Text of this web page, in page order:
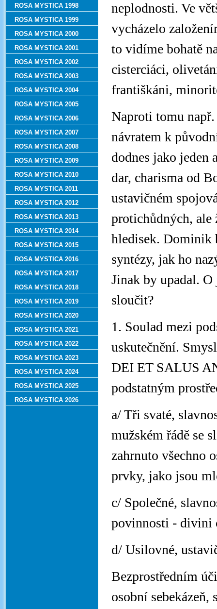
neplodnosti. Ve
vycházelo
to vidíme bohatě
cisterciáci,
františkáni,
Naproti tomu
návratem k
dodnes jako jeden
dar, charisma od
ustavičném
protichůdných, ale
hledisek. Dominik
syntézy, jak ho
Jinak by upadal.
sloučit?
1. Soulad mezi
uskutečnění.
DEI ET SALUS
podstatným
a/ Tři svaté,
mužském řádě se
zahrnuto všechno
prvky, jako jsou
c/ Společné,
povinnosti - divini
d/ Usilovné,
Bezprostředním
osobní
ROSA MYSTICA 1998
ROSA MYSTICA 1999
ROSA MYSTICA 2000
ROSA MYSTICA 2001
ROSA MYSTICA 2002
ROSA MYSTICA 2003
ROSA MYSTICA 2004
ROSA MYSTICA 2005
ROSA MYSTICA 2006
ROSA MYSTICA 2007
ROSA MYSTICA 2008
ROSA MYSTICA 2009
ROSA MYSTICA 2010
ROSA MYSTICA 2011
ROSA MYSTICA 2012
ROSA MYSTICA 2013
ROSA MYSTICA 2014
ROSA MYSTICA 2015
ROSA MYSTICA 2016
ROSA MYSTICA 2017
ROSA MYSTICA 2018
ROSA MYSTICA 2019
ROSA MYSTICA 2020
ROSA MYSTICA 2021
ROSA MYSTICA 2022
ROSA MYSTICA 2023
ROSA MYSTICA 2024
ROSA MYSTICA 2025
ROSA MYSTICA 2026